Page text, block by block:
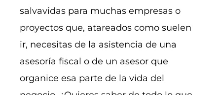
salvavidas para muchas empresas o
proyectos que, atareados como suelen
ir, necesitas de la asistencia de una
asesoría fiscal o de un asesor que
organice esa parte de la vida del